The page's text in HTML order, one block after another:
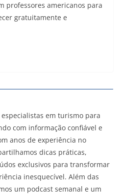
professores americanos para
gratuitamente e
em turismo para
com informação confiável e
anos de experiência no
dicas práticas,
exclusivos para transformar
inesquecível. Além das
um podcast semanal e um